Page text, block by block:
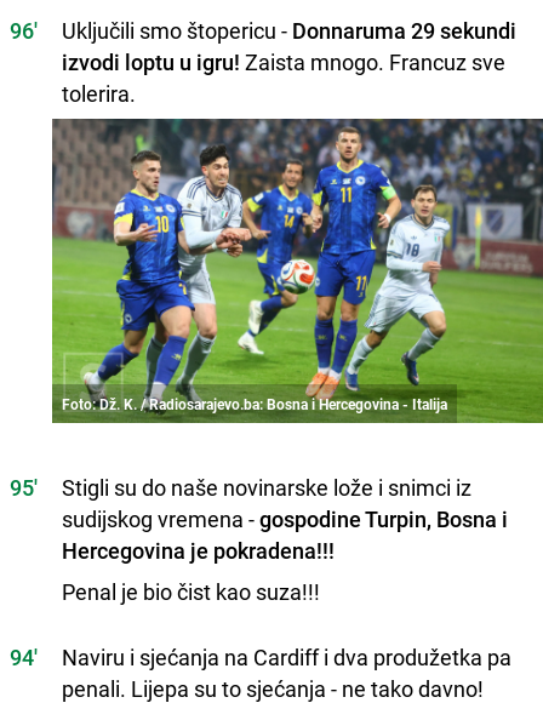
96' Uključili smo štopericu - Donnaruma 29 sekundi
izvodi loptu u igru! Zaista mnogo. Francuz sve
tolerira.
Foto: Dž. K. / Radiosarajevo.ba: Bosna i Hercegovina - Italija
95'
Stigli su do naše novinarske lože i snimci iz
sudijskog vremena -gospodine Turpin, Bosna i
Hercegovina je pokradena!!!
Penal je bio čist kao suza!!!
94'
Naviru i sjećanja na Cardiff i dva produžetka pa
penali. Lijepa su to sjećanja - ne tako davno!